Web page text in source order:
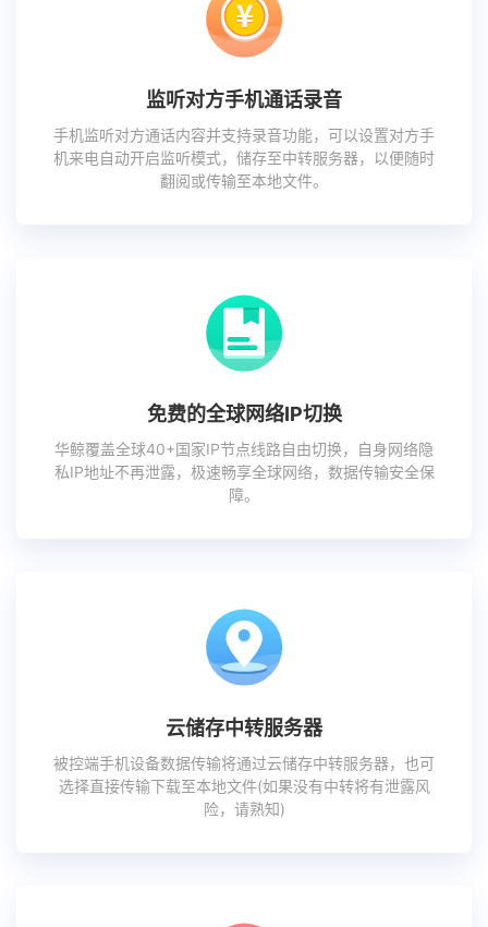
监听对方手机通话录音
手机监听对方通话内容并支持录音功能，可以设置对方手
机来电自动开启监听模式，储存至中转服务器，以便随时
翻阅或传输至本地文件。
免费的全球网络IP切换
华鲸覆盖全球40+国家IP节点线路自由切换，自身网络隐
私IP地址不再泄露，极速畅享全球网络，数据传输安全保
障。
云储存中转服务器
被控端手机设备数据传输将通过云储存中转服务器，也可
选择直接传输下载至本地文件(如果没有中转将有泄露风
险，请熟知)